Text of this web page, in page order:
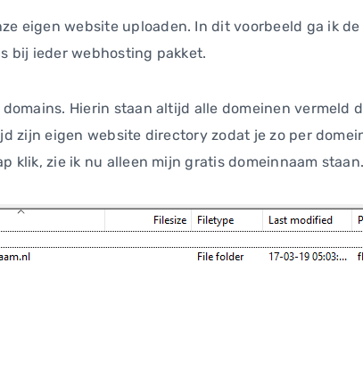
eigen website uploaden. In dit voorbeeld ga ik
bij ieder webhosting pakket.
Hierin staan altijd alle domeinen vermeld
zijn eigen website directory zodat je zo per
klik, zie ik nu alleen mijn gratis domeinnaam staan.